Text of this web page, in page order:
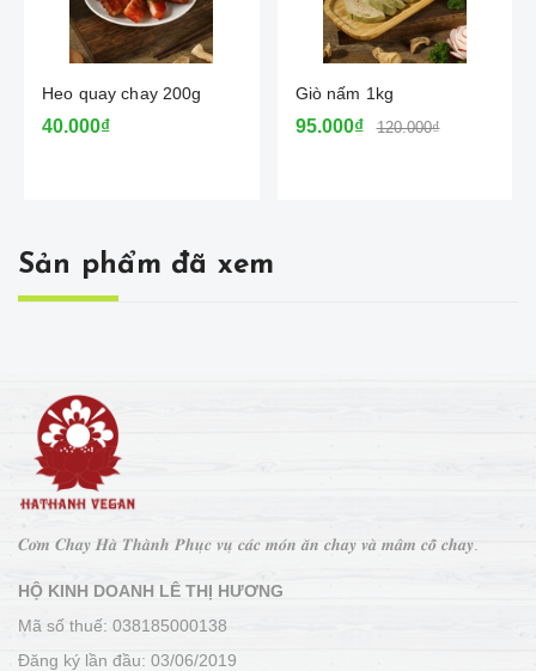
Heo quay chay 200g
40.000₫
Giò nấm 1kg
95.000₫ 120.000₫
Sản phẩm đã xem
𝑪𝒐̛𝒎 𝑪𝒉𝒂𝒚 𝑯𝒂̀ 𝑻𝒉𝒂̀𝒏𝒉 𝑷𝒉𝒖̣𝒄 𝒗𝒖̣ 𝒄𝒂́𝒄 𝒎𝒐́𝒏 𝒂̆𝒏 𝒄𝒉𝒂𝒚 𝒗𝒂̀ 𝒎𝒂̂𝒎 𝒄𝒐̂̃ 𝒄𝒉𝒂𝒚.
HỘ KINH DOANH LÊ THỊ HƯƠNG
Mã số thuế: 038185000138
Đăng ký lần đầu: 03/06/2019